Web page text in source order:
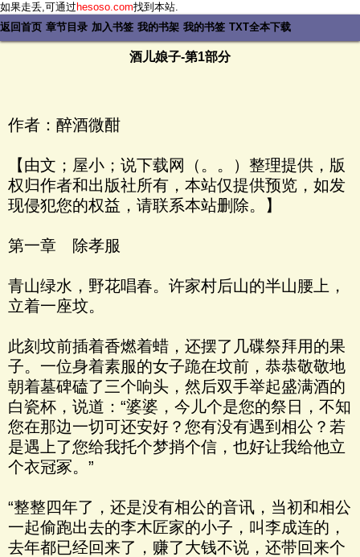
如果走丢,可通过hesoso.com找到本站.
返回首页 章节目录 加入书签 我的书架 我的书签 TXT全本下载
酒儿娘子-第1部分
作者：醉酒微酣
【由文；屋小；说下载网（。。）整理提供，版
权归作者和出版社所有，本站仅提供预览，如发
现侵犯您的权益，请联系本站删除。】
第一章 除孝服
青山绿水，野花唱春。许家村后山的半山腰上，
立着一座坟。
此刻坟前插着香燃着蜡，还摆了几碟祭拜用的果
子。一位身着素服的女子跪在坟前，恭恭敬敬地
朝着墓碑磕了三个响头，然后双手举起盛满酒的
白瓷杯，说道：“婆婆，今儿个是您的祭日，不知
您在那边一切可还安好？您有没有遇到相公？若
是遇上了您给我托个梦捎个信，也好让我给他立
个衣冠冢。”
“整整四年了，还是没有相公的音讯，当初和相公
一起偷跑出去的李木匠家的小子，叫李成连的，
去年都已经回来了，赚了大钱不说，还带回来个